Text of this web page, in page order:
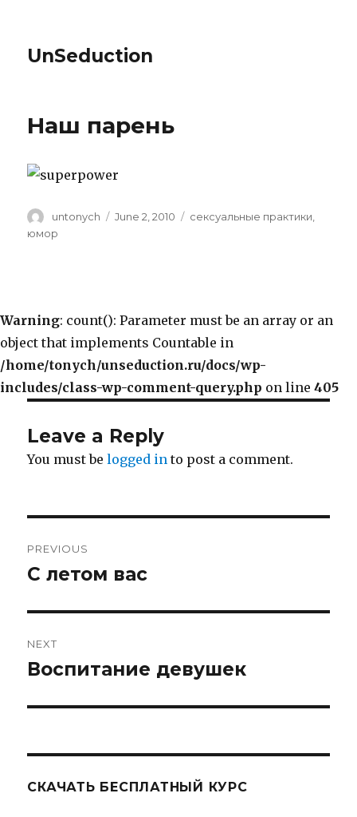
UnSeduction
Наш парень
Author
untonych
Posted
June 2, 2010 Categories
сексуальные практики
юмор
Warning: count(): Parameter must be an array or an
object that implements Countable in
/home/tonych/unseduction.ru/docs/wp-
includes/class-wp-comment-query.php on line 405
Leave a Reply
You must belogged in to post a comment.
navigation
PREVIOUS
Previous
С летом вас
NEXT
Next
Воспитание девушек
СКАЧАТЬ БЕСПЛАТНЫЙ КУРС